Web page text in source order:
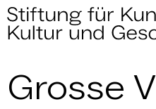
Grosse